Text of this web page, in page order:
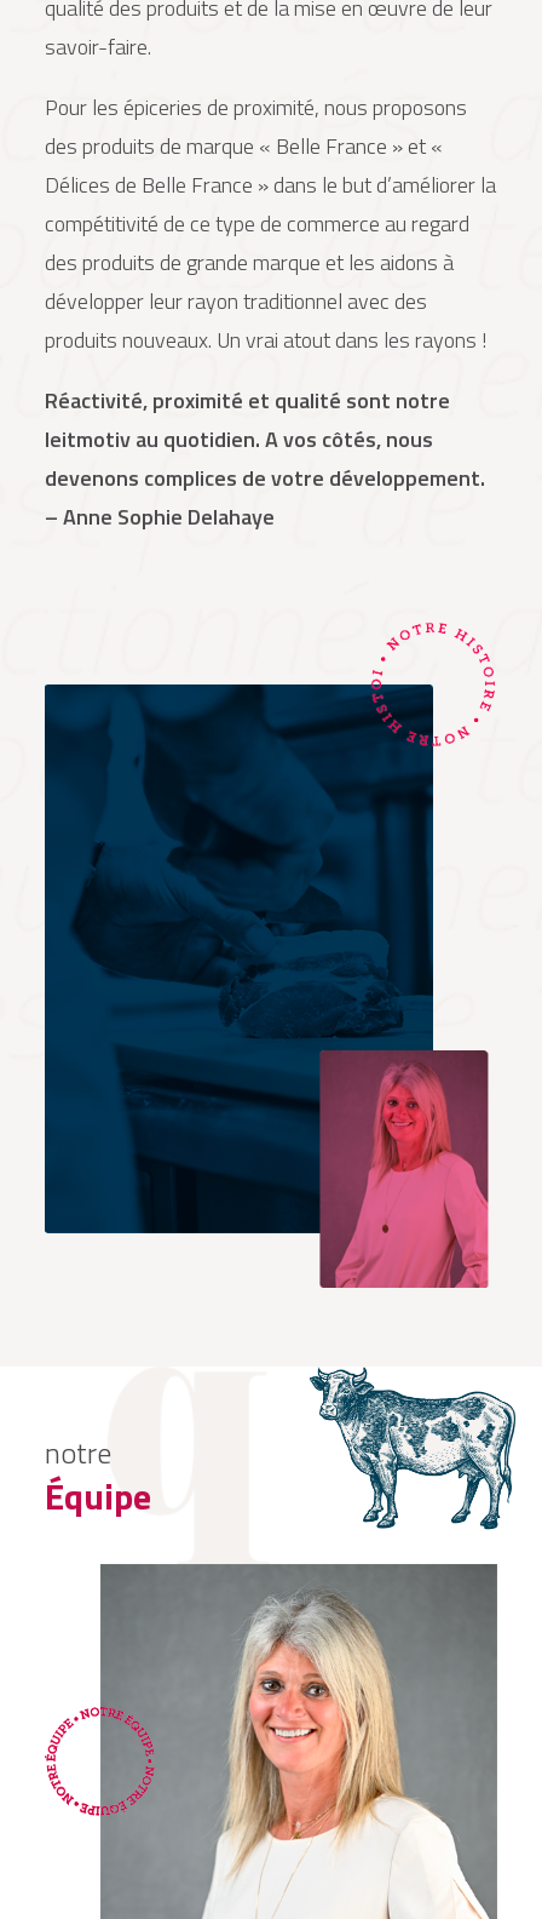
qualité des produits et de la mise en œuvre de leur
savoir-faire.
Pour les épiceries de proximité, nous proposons
des produits de marque « Belle France » et «
Délices de Belle France » dans le but d’améliorer la
compétitivité de ce type de commerce au regard
des produits de grande marque et les aidons à
développer leur rayon traditionnel avec des
produits nouveaux. Un vrai atout dans les rayons !
Réactivité, proximité et qualité sont notre
leitmotiv au quotidien. A vos côtés, nous
devenons complices de votre développement.
– Anne Sophie Delahaye
notre
Équipe